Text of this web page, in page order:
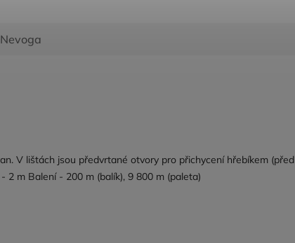
Nevoga
V lištách jsou předvrtané otvory pro přichycení hřebíkem (před
2 m Balení - 200 m (balík), 9 800 m (paleta)